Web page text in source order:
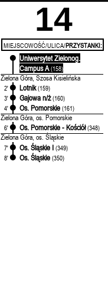
14
MIEJSCOWOŚĆ/ULICA/PRZYSTANKI:
Uniwersytet Zielonog.
Campus A (158)
Zielona Góra, Szosa Kisielińska
2' Lotnik (159)
3'
Gajowa n/ż (160)
4'
Os. Pomorskie (161)
Zielona Góra, os. Pomorskie
6' Os. Pomorskie - Kościół (348)
Zielona Góra, os. Śląskie
7' Os. Śląskie I (349)
8'
Os. Śląskie (350)